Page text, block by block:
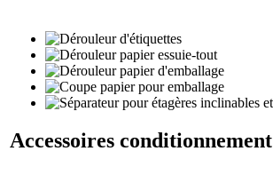
Accessoires conditionnement